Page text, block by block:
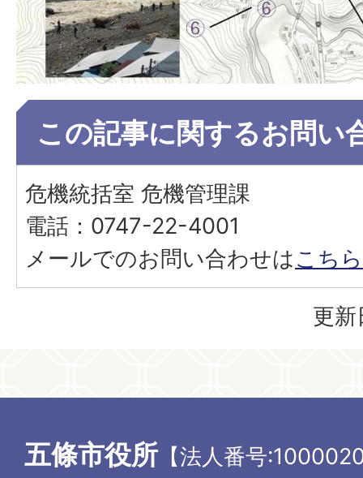
この記事に関するお問い
危機統括室 危機管理課
電話：0747-22-4001
メールでのお問い合わせはこちら
更
五條市役所 【法人番号